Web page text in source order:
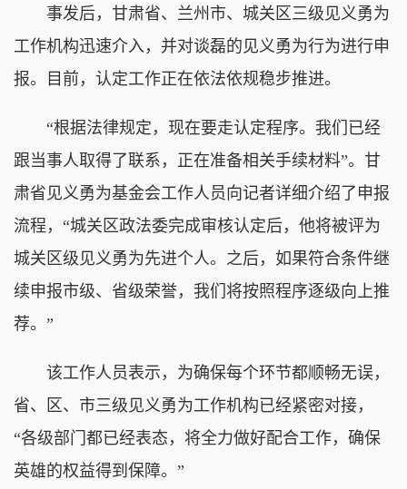
事发后，甘肃省、兰州市、城关区三级见义勇为
工作机构迅速介入，并对谈磊的见义勇为行为进行申
报。目前，认定工作正在依法依规稳步推进。
“根据法律规定，现在要走认定程序。我们已经
跟当事人取得了联系，正在准备相关手续材料”。甘
肃省见义勇为基金会工作人员向记者详细介绍了申报
流程，“城关区政法委完成审核认定后，他将被评为
城关区级见义勇为先进个人。之后，如果符合条件继
续申报市级、省级荣誉，我们将按照程序逐级向上推
荐。”
该工作人员表示，为确保每个环节都顺畅无误，
省、区、市三级见义勇为工作机构已经紧密对接，
“各级部门都已经表态，将全力做好配合工作，确保
英雄的权益得到保障。”